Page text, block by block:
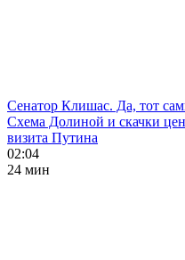
Сенатор Клишас. Да, тот
Схема Долиной и скачки
визита Путина
02:04
24 мин